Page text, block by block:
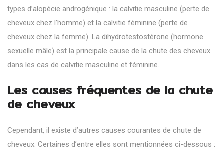
types d’alopécie androgénique : la calvitie masculine (perte de
cheveux chez l’homme) et la calvitie féminine (perte de
cheveux chez la femme). La dihydrotestostérone (hormone
sexuelle mâle) est la principale cause de la chute des cheveux
dans les cas de calvitie masculine et féminine.
Les causes fréquentes de la chute
de cheveux
Cependant, il existe d’autres causes courantes de chute de
cheveux. Certaines d’entre elles sont mentionnées ci-dessous :